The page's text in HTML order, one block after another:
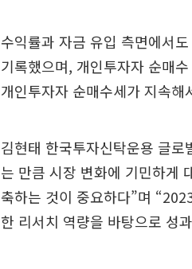
수익률과 자금 유입 측면에서
기록했으며, 개인투자자 순매
개인투자자 순매수세가 지속해
김현태 한국투자신탁운용 글
는 만큼 시장 변화에 기민하게
축하는 것이 중요하다”며
한 리서치 역량을 바탕으로 성